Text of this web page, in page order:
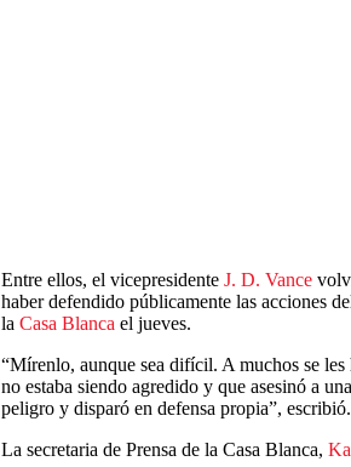
Entre ellos, el vicepresidente J. D. Vance
haber defendido públicamente las acciones
la Casa Blanca el jueves.
“Mírenlo, aunque sea difícil. A muchos se
no estaba siendo agredido y que asesinó a
peligro y disparó en defensa propia”, escribió.
La secretaria de Prensa de la Casa Blanca,